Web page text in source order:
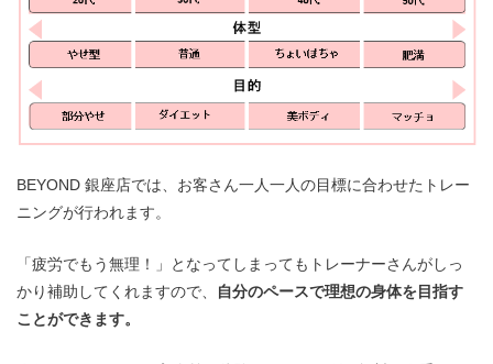
BEYOND 銀座店では、お客さん一人一人の目標に合わせたトレー
ニングが行われます。
「疲労でもう無理！」となってしまってもトレーナーさんがしっ
かり補助してくれますので、
自分のペースで理想の身体を目指す
ことができます。